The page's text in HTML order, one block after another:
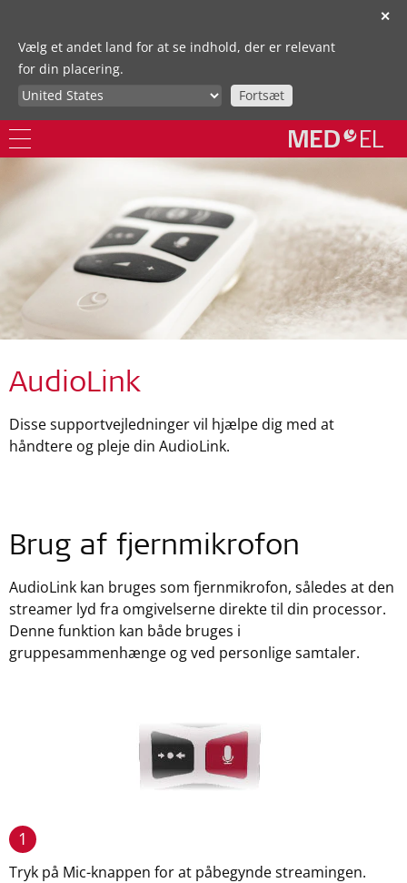
✕
Vælg et andet land for at se indhold, der er relevant
for din placering.
Fortsæt
AudioLink
Disse supportvejledninger vil hjælpe dig med at
håndtere og pleje din AudioLink.
Brug af fjernmikrofon
AudioLink kan bruges som fjernmikrofon, således at den
streamer lyd fra omgivelserne direkte til din processor.
Denne funktion kan både bruges i
gruppesammenhænge og ved personlige samtaler.
1
Tryk på Mic-knappen for at påbegynde streamingen.